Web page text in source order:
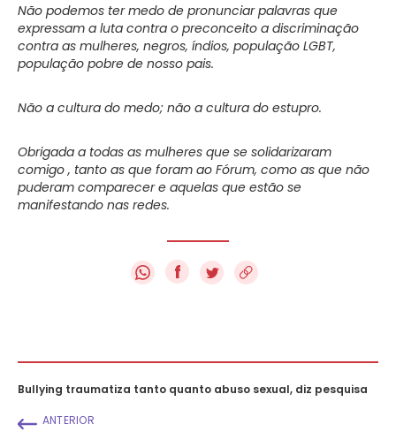
Não podemos ter medo de pronunciar palavras que
expressam a luta contra o preconceito a discriminação
contra as mulheres, negros, índios, população LGBT,
população pobre de nosso pais.
Não a cultura do medo; não a cultura do estupro.
Obrigada a todas as mulheres que se solidarizaram
comigo , tanto as que foram ao Fórum, como as que não
puderam comparecer e aquelas que estão se
manifestando nas redes.
f
Bullying traumatiza tanto quanto abuso sexual, diz pesquisa
ANTERIOR